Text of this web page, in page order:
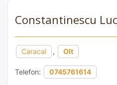
Constantinescu
Caracal , Olt
Telefon: 0745761614